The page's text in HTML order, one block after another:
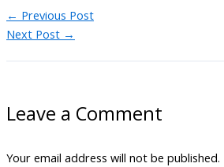
← Previous Post
Next Post →
Leave a Comment
Your email address will not be published.